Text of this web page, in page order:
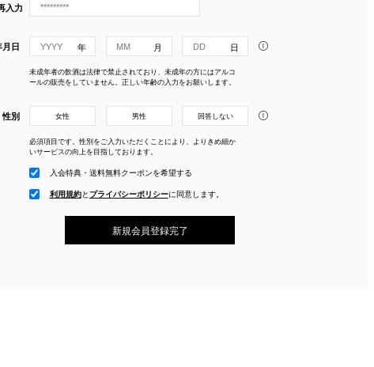
入力
月日 i
未成年者の飲酒は法律で禁止されており、未成年の方にはアルコ
ールの販売をしていません。正しい年齢の入力をお願いします。
性別 女性 男性 回答しない i
必須項目です。性別をご入力いただくことにより、よりきめ細か
いサービスの向上を目指しております。
入会特典・送料無料クーポンを希望する
利用規約と プライバシーポリシーに 同意します。